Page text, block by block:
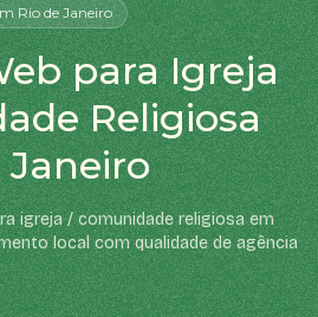
Rio de Janeiro
para Igreja
Religiosa
Janeiro
igreja / comunidade religiosa em
local com qualidade de agência